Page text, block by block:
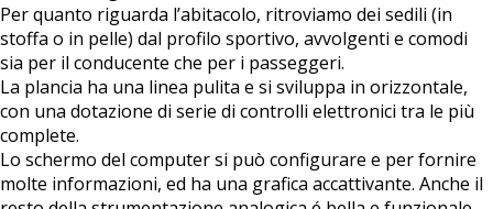
Per quanto riguarda l’abitacolo, ritroviamo dei sedili (in
stoffa o in pelle) dal profilo sportivo, avvolgenti e comodi
sia per il conducente che per i passeggeri.
La plancia ha una linea pulita e si sviluppa in orizzontale,
con una dotazione di serie di controlli elettronici tra le più
complete.
Lo schermo del computer si può configurare e per fornire
molte informazioni, ed ha una grafica accattivante. Anche il